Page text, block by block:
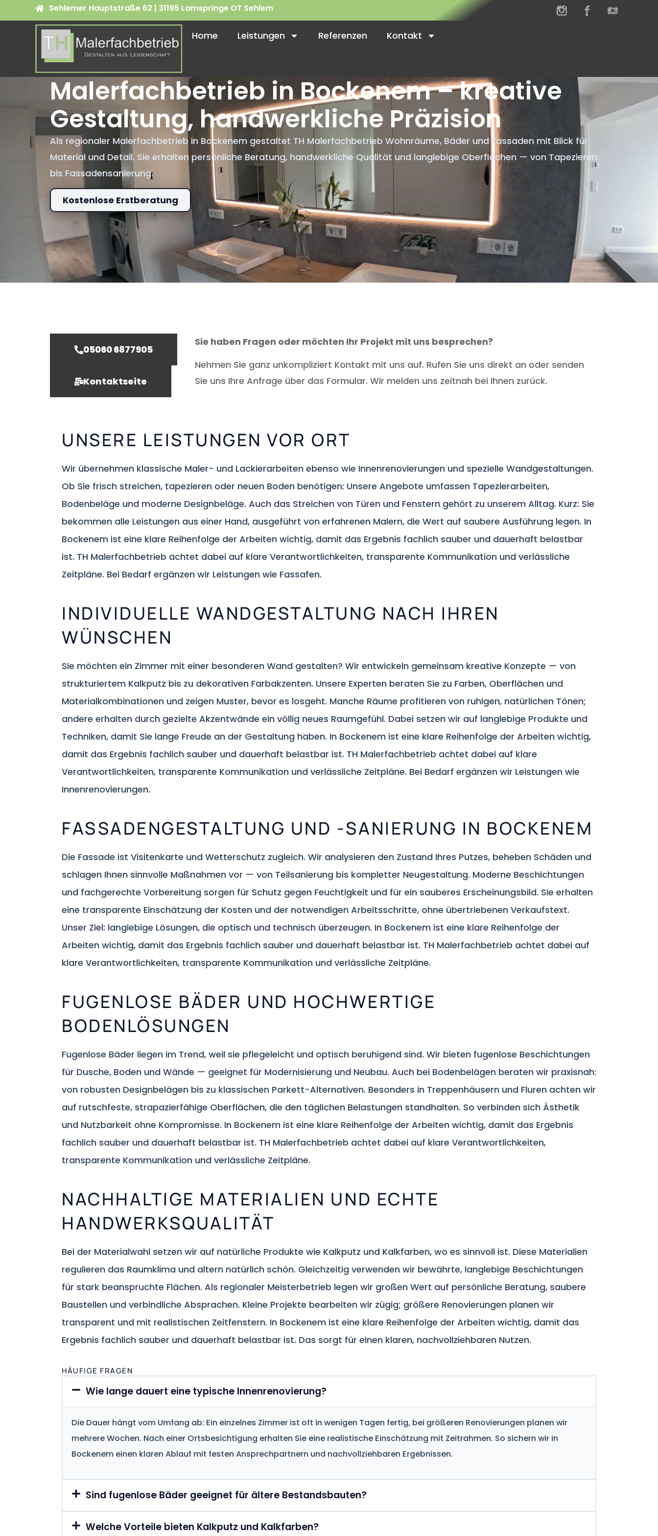
Sehlemer Hauptstraße 62 | 31195 Lamspringe OT Sehlem
Home Leistungen Referenzen Kontakt
Malerfachbetrieb in Bockenem – kreative
Gestaltung, handwerkliche Präzision
Als regionaler Malerfachbetrieb in Bockenem gestaltet TH Malerfachbetrieb Wohnräume, Bäder und Fassaden mit Blick für
Material und Detail. Sie erhalten persönliche Beratung, handwerkliche Qualität und langlebige Oberflächen — von Tapezieren
bis Fassadensanierung.
Kostenlose Erstberatung
05060 6877905
Kontaktseite
Sie haben Fragen oder möchten Ihr Projekt mit uns besprechen?
Nehmen Sie ganz unkompliziert Kontakt mit uns auf. Rufen Sie uns direkt an oder senden
Sie uns Ihre Anfrage über das Formular. Wir melden uns zeitnah bei Ihnen zurück.
UNSERE LEISTUNGEN VOR ORT
Wir übernehmen klassische Maler- und Lackierarbeiten ebenso wie Innenrenovierungen und spezielle Wandgestaltungen.
Ob Sie frisch streichen, tapezieren oder neuen Boden benötigen: Unsere Angebote umfassen Tapezierarbeiten,
Bodenbeläge und moderne Designbeläge. Auch das Streichen von Türen und Fenstern gehört zu unserem Alltag. Kurz: Sie
bekommen alle Leistungen aus einer Hand, ausgeführt von erfahrenen Malern, die Wert auf saubere Ausführung legen. In
Bockenem ist eine klare Reihenfolge der Arbeiten wichtig, damit das Ergebnis fachlich sauber und dauerhaft belastbar
ist. TH Malerfachbetrieb achtet dabei auf klare Verantwortlichkeiten, transparente Kommunikation und verlässliche
Zeitpläne. Bei Bedarf ergänzen wir Leistungen wie Fassafen.
INDIVIDUELLE WANDGESTALTUNG NACH IHREN
WÜNSCHEN
Sie möchten ein Zimmer mit einer besonderen Wand gestalten? Wir entwickeln gemeinsam kreative Konzepte — von
strukturiertem Kalkputz bis zu dekorativen Farbakzenten. Unsere Experten beraten Sie zu Farben, Oberflächen und
Materialkombinationen und zeigen Muster, bevor es losgeht. Manche Räume profitieren von ruhigen, natürlichen Tönen;
andere erhalten durch gezielte Akzentwände ein völlig neues Raumgefühl. Dabei setzen wir auf langlebige Produkte und
Techniken, damit Sie lange Freude an der Gestaltung haben. In Bockenem ist eine klare Reihenfolge der Arbeiten wichtig,
damit das Ergebnis fachlich sauber und dauerhaft belastbar ist. TH Malerfachbetrieb achtet dabei auf klare
Verantwortlichkeiten, transparente Kommunikation und verlässliche Zeitpläne. Bei Bedarf ergänzen wir Leistungen wie
Innenrenovierungen.
FASSADENGESTALTUNG UND -SANIERUNG IN BOCKENEM
Die Fassade ist Visitenkarte und Wetterschutz zugleich. Wir analysieren den Zustand Ihres Putzes, beheben Schäden und
schlagen Ihnen sinnvolle Maßnahmen vor — von Teilsanierung bis kompletter Neugestaltung. Moderne Beschichtungen
und fachgerechte Vorbereitung sorgen für Schutz gegen Feuchtigkeit und für ein sauberes Erscheinungsbild. Sie erhalten
eine transparente Einschätzung der Kosten und der notwendigen Arbeitsschritte, ohne übertriebenen Verkaufstext.
Unser Ziel: langlebige Lösungen, die optisch und technisch überzeugen. In Bockenem ist eine klare Reihenfolge der
Arbeiten wichtig, damit das Ergebnis fachlich sauber und dauerhaft belastbar ist. TH Malerfachbetrieb achtet dabei auf
klare Verantwortlichkeiten, transparente Kommunikation und verlässliche Zeitpläne.
FUGENLOSE BÄDER UND HOCHWERTIGE
BODENLÖSUNGEN
Fugenlose Bäder liegen im Trend, weil sie pflegeleicht und optisch beruhigend sind. Wir bieten fugenlose Beschichtungen
für Dusche, Boden und Wände — geeignet für Modernisierung und Neubau. Auch bei Bodenbelägen beraten wir praxisnah:
von robusten Designbelägen bis zu klassischen Parkett-Alternativen. Besonders in Treppenhäusern und Fluren achten wir
auf rutschfeste, strapazierfähige Oberflächen, die den täglichen Belastungen standhalten. So verbinden sich Ästhetik
und Nutzbarkeit ohne Kompromisse. In Bockenem ist eine klare Reihenfolge der Arbeiten wichtig, damit das Ergebnis
fachlich sauber und dauerhaft belastbar ist. TH Malerfachbetrieb achtet dabei auf klare Verantwortlichkeiten,
transparente Kommunikation und verlässliche Zeitpläne.
NACHHALTIGE MATERIALIEN UND ECHTE
HANDWERKSQUALITÄT
Bei der Materialwahl setzen wir auf natürliche Produkte wie Kalkputz und Kalkfarben, wo es sinnvoll ist. Diese Materialien
regulieren das Raumklima und altern natürlich schön. Gleichzeitig verwenden wir bewährte, langlebige Beschichtungen
für stark beanspruchte Flächen. Als regionaler Meisterbetrieb legen wir großen Wert auf persönliche Beratung, saubere
Baustellen und verbindliche Absprachen. Kleine Projekte bearbeiten wir zügig; größere Renovierungen planen wir
transparent und mit realistischen Zeitfenstern. In Bockenem ist eine klare Reihenfolge der Arbeiten wichtig, damit das
Ergebnis fachlich sauber und dauerhaft belastbar ist. Das sorgt für einen klaren, nachvollziehbaren Nutzen.
HÄUFIGE FRAGEN
Wie lange dauert eine typische Innenrenovierung?
Die Dauer hängt vom Umfang ab: Ein einzelnes Zimmer ist oft in wenigen Tagen fertig, bei größeren Renovierungen planen wir
mehrere Wochen. Nach einer Ortsbesichtigung erhalten Sie eine realistische Einschätzung mit Zeitrahmen. So sichern wir in
Bockenem einen klaren Ablauf mit festen Ansprechpartnern und nachvollziehbaren Ergebnissen.
Sind fugenlose Bäder geeignet für ältere Bestandsbauten?
Welche Vorteile bieten Kalkputz und Kalkfarben?